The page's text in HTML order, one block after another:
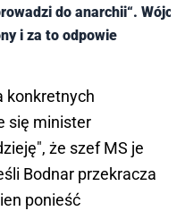
do anarchii“. Wójcik
i za to odpowie
konkretnych
się minister
że szef MS je
Bodnar przekracza
ponieść